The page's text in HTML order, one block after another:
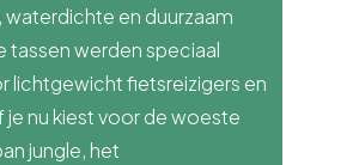
en duurzaam
werden speciaal
lichtgewicht fietsreizigers en
je nu kiest voor de woeste
jungle, het